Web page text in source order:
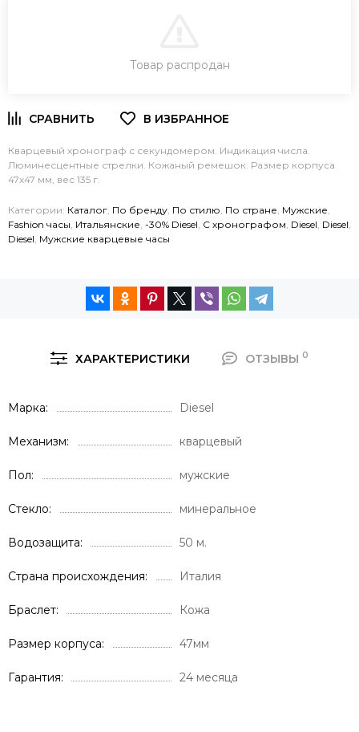
ЗАКАЗ В ОДИН КЛИК
Товар распродан
Кварцевый хронограф с секундомером. Индикация числа.
Люминесцентные стрелки. Кожаный ремешок. Размер корпуса
47х47 мм, вес 135 г.
Категории: Каталог По бренду По стилю По стране Мужские
Fashion часы Итальянские -30% Diesel C хронографом Diesel Diesel
Diesel Мужские кварцевые часы
ХАРАКТЕРИСТИКИ ОТЗЫВЫ 0
Марка Diesel
Механизм кварцевый
Пол мужские
Стекло минеральное
Водозащита 50 м.
Страна происхождения Италия
Браслет Кожа
Размер корпуса 47мм
Гарантия 24 месяца